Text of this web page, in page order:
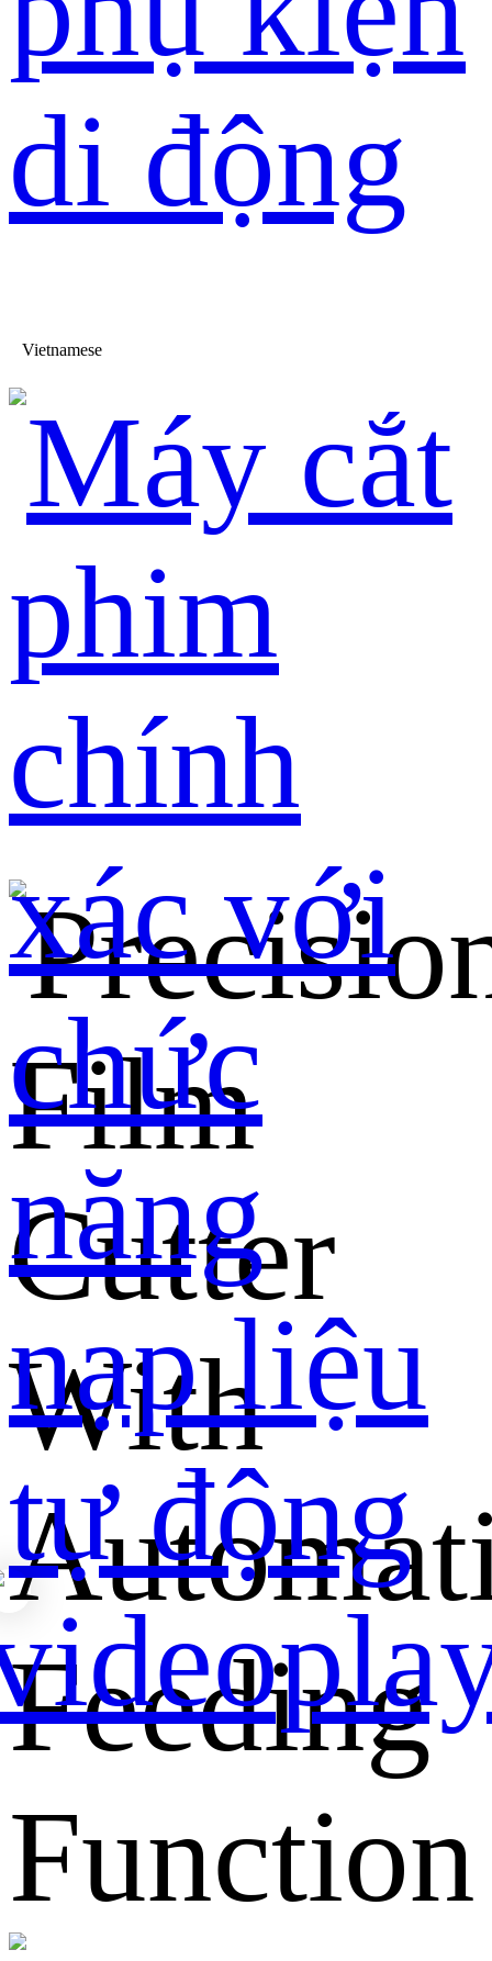
di động
Vietnamese